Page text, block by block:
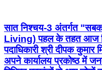
सात निश्चय-3 अंतर्गत
Living) पहल के तहत आज
पदाधिकारी श्री दीपक कुमार
अपने कार्यालय प्रकोष्ठ में